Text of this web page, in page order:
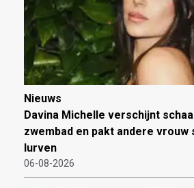
Nieuws
Davina Michelle verschijnt
zwembad en pakt andere vrouw
lurven
06-08-2026